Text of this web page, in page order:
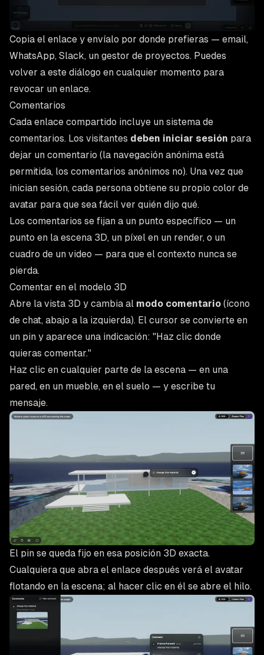
Copia el enlace y envíalo por donde prefieras — email,
WhatsApp, Slack, un gestor de proyectos. Puedes
volver a este diálogo en cualquier momento para
revocar un enlace.
Comentarios
Cada enlace compartido incluye un sistema de
comentarios. Los visitantes deben iniciar sesión para
dejar un comentario (la navegación anónima está
permitida, los comentarios anónimos no). Una vez que
inician sesión, cada persona obtiene su propio color de
avatar para que sea fácil ver quién dijo qué.
Los comentarios se fijan a un punto específico — un
punto en la escena 3D, un píxel en un render, o un
cuadro de un video — para que el contexto nunca se
pierda.
Comentar en el modelo 3D
Abre la vista 3D y cambia al modo comentario (ícono
de chat, abajo a la izquierda). El cursor se convierte en
un pin y aparece una indicación: "Haz clic donde
quieras comentar."
Haz clic en cualquier parte de la escena — en una
pared, en un mueble, en el suelo — y escribe tu
mensaje.
El pin se queda fijo en esa posición 3D exacta.
Cualquiera que abra el enlace después verá el avatar
flotando en la escena; al hacer clic en él se abre el hilo.